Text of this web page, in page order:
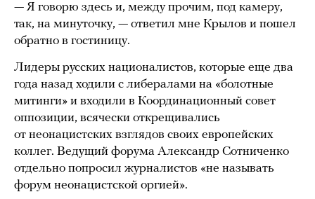
— Я говорю здесь и, между прочим, под камеру,
так, на минуточку, — ответил мне Крылов и пошел
обратно в гостиницу.
Лидеры русских националистов, которые еще два
года назад ходили с либералами на «болотные
митинги» и входили в Координационный совет
оппозиции, всячески открещивались
от неонацистских взглядов своих европейских
коллег. Ведущий форума Александр Сотниченко
отдельно попросил журналистов «не называть
форум неонацистской оргией».